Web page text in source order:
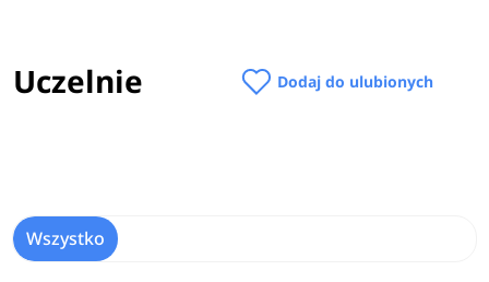
Uczelnie Dodaj do ulubionych
Wszystko